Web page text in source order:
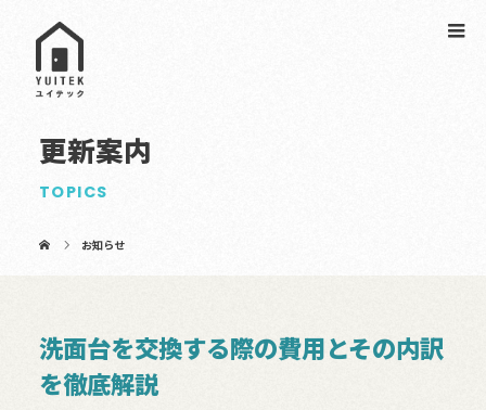
更新案内
TOPICS
お知らせ
洗面台を交換する際の費用とその内訳
を徹底解説